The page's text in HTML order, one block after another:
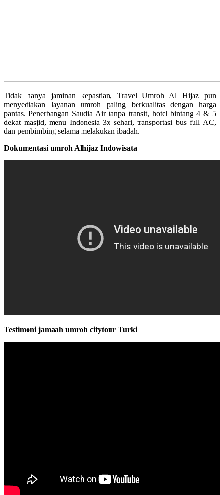
Tidak hanya jaminan kepastian, Travel Umroh Al Hijaz pun
menyediakan layanan umroh paling berkualitas dengan harga
pantas. Penerbangan Saudia Air tanpa transit, hotel bintang 4 & 5
dekat masjid, menu Indonesia 3x sehari, transportasi bus full AC,
dan pembimbing selama melakukan ibadah.
Dokumentasi umroh Alhijaz Indowisata
Testimoni jamaah umroh citytour Turki